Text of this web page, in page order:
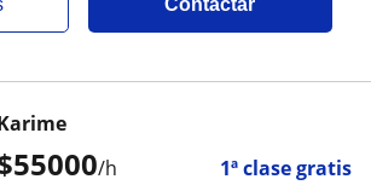
Contactar
55000/h 1ª clase gratis